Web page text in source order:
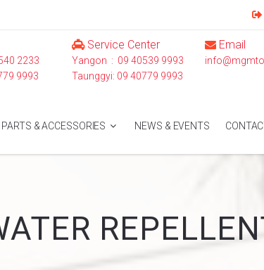
2233
9993
Service Center
Yangon : 09 40539 9993
Taunggyi: 09 40779 9993
Email
PARTS & ACCESSORIES NEWS & EVENTS